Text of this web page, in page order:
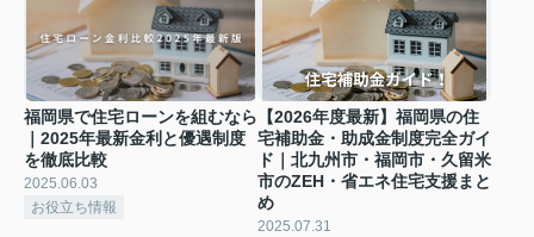
福岡県で住宅ローンを組むなら
｜2025年最新金利と優遇制度
を徹底比較
2025.06.03
お役立ち情報
【2026年度最新】福岡県の住
宅補助金・助成金制度完全ガイ
ド｜北九州市・福岡市・久留米
市のZEH・省エネ住宅支援まと
め
2025.07.31